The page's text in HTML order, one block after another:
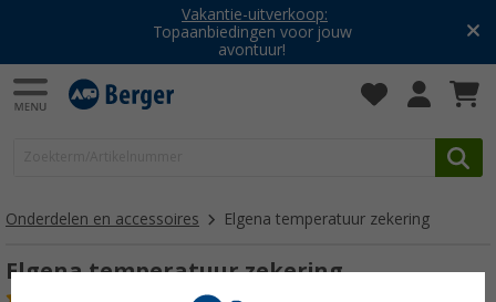
Vakantie-uitverkoop:
Topaanbiedingen voor jouw
avontuur!
Onderdelen en accessoires Elgena temperatuur zekering
Elgena temperatuur zekering